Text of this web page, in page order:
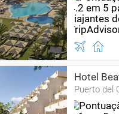
Hotel
Puerto del